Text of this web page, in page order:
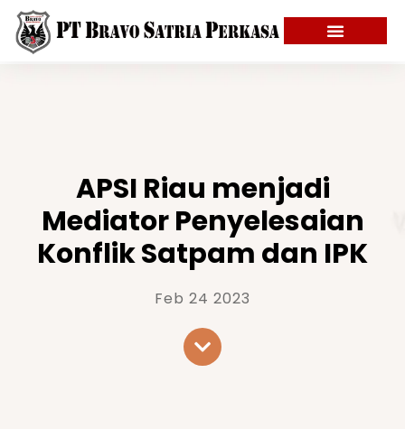
APSI Riau menjadi
Mediator Penyelesaian
Konflik Satpam dan IPK
Feb 24 2023